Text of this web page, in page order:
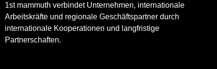
1st mammuth verbindet Unternehmen, internationale
Arbeitskräfte und regionale Geschäftspartner durch
internationale Kooperationen und langfristige
Partnerschaften.